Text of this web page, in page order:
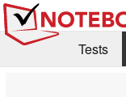
Tests